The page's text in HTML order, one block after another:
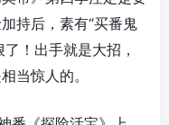
持后，素有“买番鬼
！出手就是大招，
当惊人的。